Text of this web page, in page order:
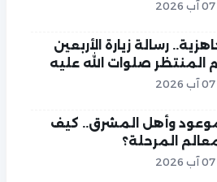
رسالة زيارة الأربعين
المنتظر صلوات الله عليه
وأهل المشرق.. كيف
المرحلة؟